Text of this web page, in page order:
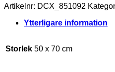
Artikelnr: DCX_851092
Ytterligare information
Storlek 50 x 70 cm